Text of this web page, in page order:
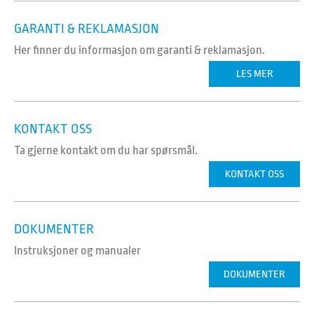
GARANTI & REKLAMASJON
Her finner du informasjon om garanti & reklamasjon.
LES MER
KONTAKT OSS
Ta gjerne kontakt om du har spørsmål.
KONTAKT OSS
DOKUMENTER
Instruksjoner og manualer
DOKUMENTER